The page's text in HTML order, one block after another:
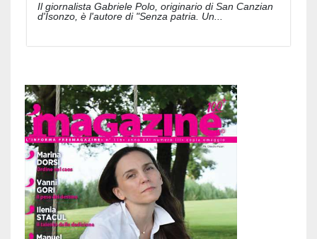
Il giornalista Gabriele Polo, originario di San Canzian
d'Isonzo, è l'autore di "Senza patria. Un...